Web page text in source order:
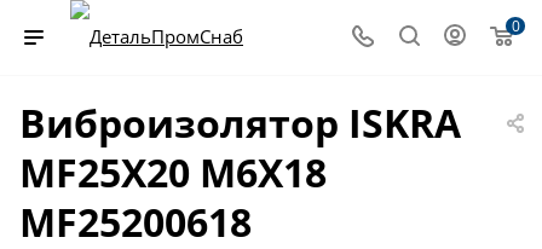
0
Виброизолятор ISKRA
MF25X20 M6X18
MF25200618